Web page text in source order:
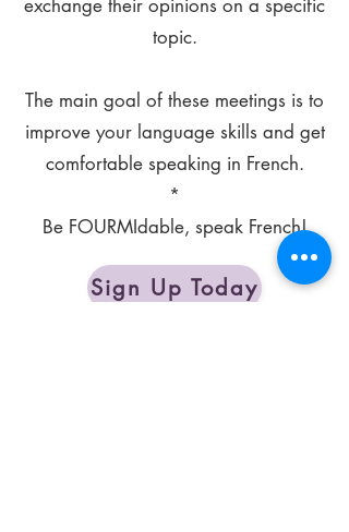
exchange their opinions on a specific
topic.
The main goal of these meetings is to
improve your language skills and get
comfortable speaking in French.
*
Be FOURMIdable, speak French!
Sign Up Today